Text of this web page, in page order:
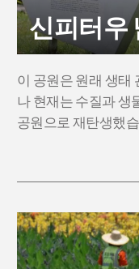
신피터우
이 공원은 원래 생태
나 현재는 수질과 생
공원으로 재탄생했